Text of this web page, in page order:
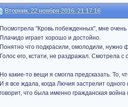
Вторник, 22 ноября 2016, 21:17:16
Посмотрела "Кровь побежденных", мне
Плачидо играет хорошо и достойно.
Понятно что подкрасили, омолодили, нужно
Голос его, кстати, не раздражал. Смотрела с
Но какие-то вещи я смогла предсказать. То,
И я все ждала, когда Лючия застрелит
говорит, что была именно гражданская